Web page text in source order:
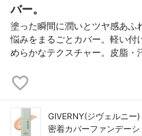
バー。
塗った瞬間に潤いとツヤ感あふ
悩みをまるごとカバー。軽い付
めらかなテクスチャー。皮脂・
GIVERNY(ジヴェルニー)
密着カバーファンデーシ